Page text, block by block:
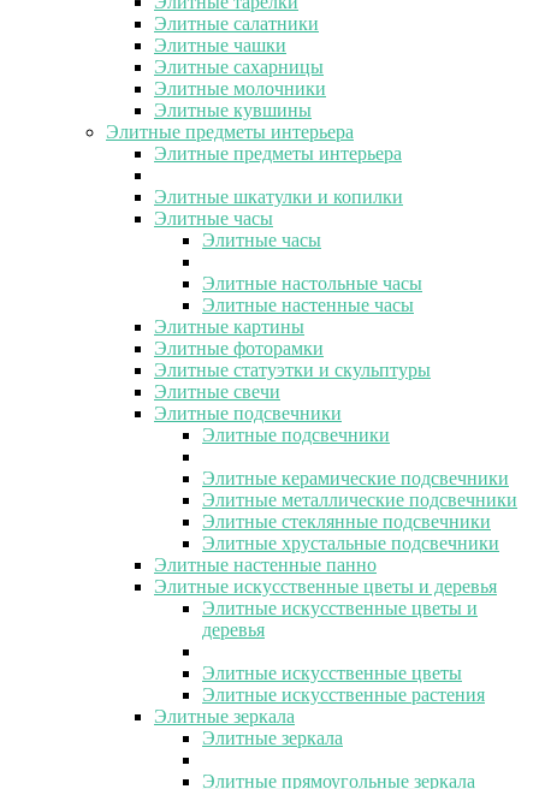
Элитные салатники
Элитные чашки
Элитные сахарницы
Элитные молочники
Элитные кувшины
Элитные предметы интерьера
Элитные предметы интерьера
Элитные шкатулки и копилки
Элитные часы
Элитные часы
Элитные настольные часы
Элитные настенные часы
Элитные картины
Элитные фоторамки
Элитные статуэтки и скульптуры
Элитные свечи
Элитные подсвечники
Элитные подсвечники
Элитные керамические подсвечники
Элитные металлические подсвечники
Элитные стеклянные подсвечники
Элитные хрустальные подсвечники
Элитные настенные панно
Элитные искусственные цветы и деревья
Элитные искусственные цветы и
деревья
Элитные искусственные цветы
Элитные искусственные растения
Элитные зеркала
Элитные зеркала
Элитные прямоугольные зеркала